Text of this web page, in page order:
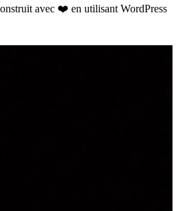
avec ❤️ en utilisant WordPress